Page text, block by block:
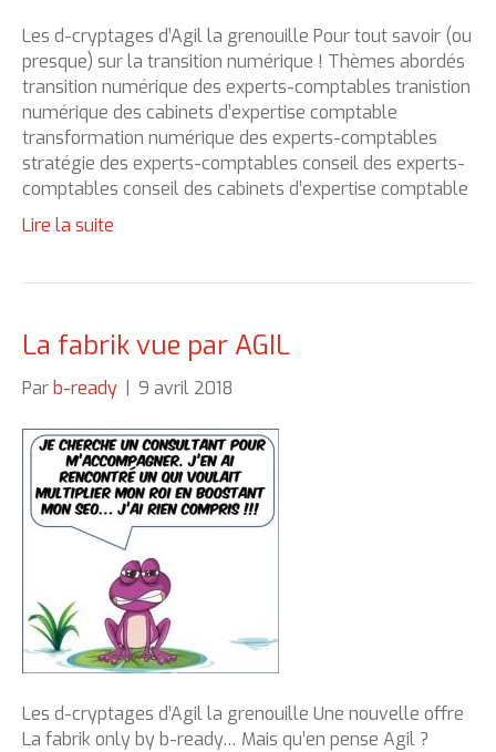
Les d-cryptages d’Agil la grenouille Pour tout savoir (ou
presque) sur la transition numérique ! Thèmes abordés
transition numérique des experts-comptables tranistion
numérique des cabinets d’expertise comptable
transformation numérique des experts-comptables
stratégie des experts-comptables conseil des experts-
comptables conseil des cabinets d’expertise comptable
Lire la suite
La fabrik vue par AGIL
Par b-ready 9 avril 2018
Les d-cryptages d’Agil la grenouille Une nouvelle offre
La fabrik only by b-ready… Mais qu’en pense Agil ?